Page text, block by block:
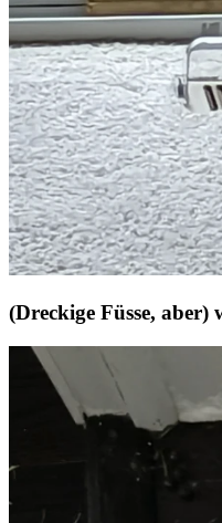
(Dreckige Füsse, aber)